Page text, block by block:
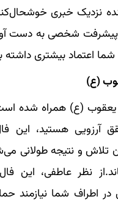
نزدیک خبری
پیشرفت شخصی به دست
اعتماد بیشتری داشته
(ع)
(ع) همراه شده است؛
آرزویی هستید، این
و نتیجه طولانی
نظر عاطفی، این
شما نیازمند